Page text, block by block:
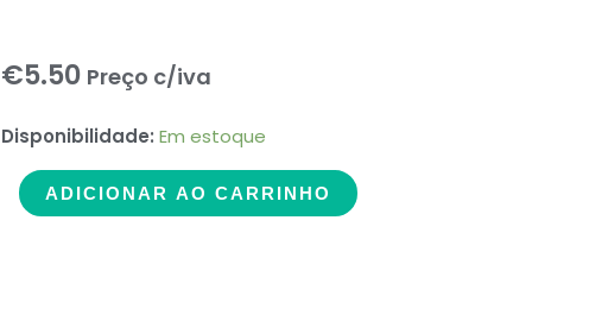
€5.50 Preço c/iva
Disponibilidade: Em estoque
Qualatex
Bubble
24"
ADICIONAR AO CARRINHO